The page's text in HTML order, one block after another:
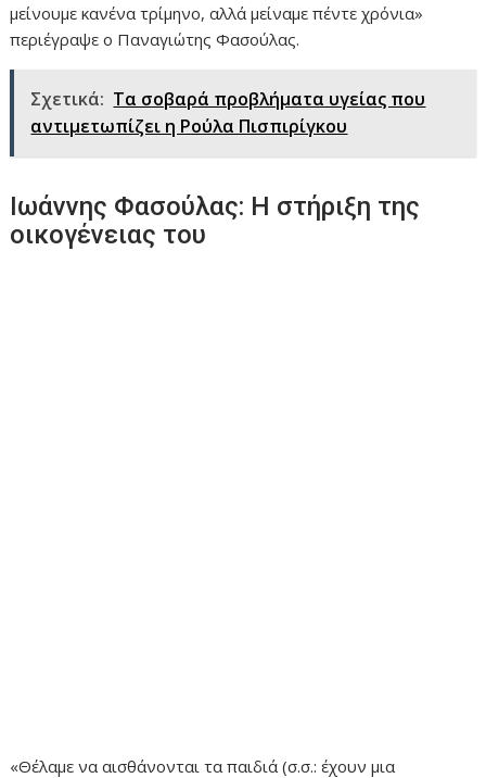
μείνουμε κανένα τρίμηνο, αλλά μείναμε πέντε χρόνια»
περιέγραψε ο Παναγιώτης Φασούλας.
Σχετικά: Tα σοβαρά προβλήματα υγείας που
αντιμετωπίζει η Ρούλα Πισπιρίγκου
Ιωάννης Φασούλας: Η στήριξη της
οικογένειας του
«Θέλαμε να αισθάνονται τα παιδιά (σ.σ.: έχουν μια